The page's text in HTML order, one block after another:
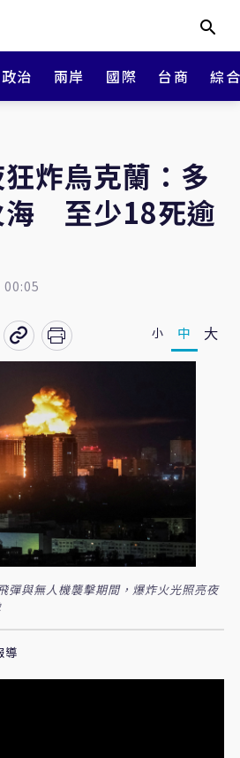
政治 兩岸 國際 台商 綜
炸烏克蘭：多
海 至少18死逾
小 中 大
彈與無人機襲擊期間，爆炸火光照亮夜
導